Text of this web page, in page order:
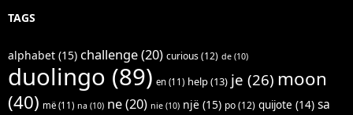
TAGS
alphabet (15) challenge(20) curious(12) de (10)
duolingo (89) en (11) help(13) je (26) moon
(40) më (11) na (10) ne(20) nie (10) një (15) po(12) quijote (14) sa